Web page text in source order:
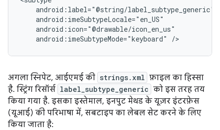
android:imeSubtypeMode="keyboard"
/>
अगला स्निपेट, आईएमई की strings.xml फ़ाइल का हिस्सा
है. स्ट्रिंग रिसॉर्स label_subtype_generic को इस तरह तय
किया गया है. इसका इस्तेमाल, इनपुट मेथड के यूज़र इंटरफ़ेस
(यूआई) की परिभाषा में, सबटाइप का लेबल सेट करने के लिए
किया जाता है: